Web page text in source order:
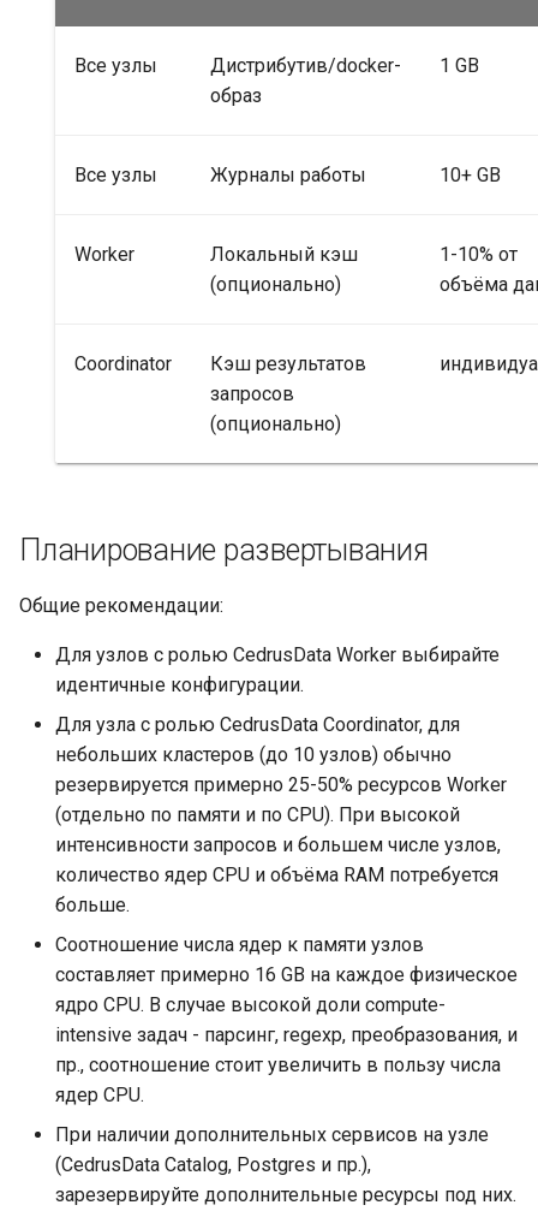
Все узлы
Дистрибутив/docker-
образ
1 GB
Все узлы Журналы работы 10+ GB
Worker
Локальный кэш
(опционально)
1-10% от
объёма
Coordinator
Кэш результатов
запросов
(опционально)
Планирование развертывания
Общие рекомендации:
Для узлов с ролью CedrusData Worker выбирайте
идентичные конфигурации.
Для узла с ролью CedrusData Coordinator, для
небольших кластеров (до 10 узлов) обычно
резервируется примерно 25-50% ресурсов Worker
(отдельно по памяти и по CPU). При высокой
интенсивности запросов и большем числе узлов,
количество ядер CPU и объёма RAM потребуется
больше.
Соотношение числа ядер к памяти узлов
составляет примерно 16 GB на каждое физическое
ядро CPU. В случае высокой доли compute-
intensive задач - парсинг, regexp, преобразования, и
пр., соотношение стоит увеличить в пользу числа
ядер CPU.
При наличии дополнительных сервисов на узле
(CedrusData Catalog, Postgres и пр.),
зарезервируйте дополнительные ресурсы под них.